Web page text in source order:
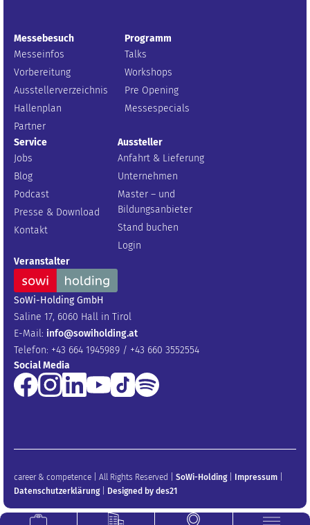
Messebesuch
Messeinfos
Vorbereitung
Ausstellerverzeichnis
Hallenplan
Partner
Programm
Talks
Workshops
Pre Opening
Messespecials
Service
Jobs
Blog
Podcast
Presse & Download
Kontakt
Aussteller
Anfahrt & Lieferung
Unternehmen
Master – und
Bildungsanbieter
Stand buchen
Login
Veranstalter
SoWi-Holding GmbH
Saline 17, 6060 Hall in Tirol
E-Mail: info@sowiholding.at
Telefon: +43 664 1945989 / +43 660 3552554
Social Media
career & competence | All Rights Reserved | SoWi-Holding| Impressum
Datenschutzerklärung| Designed by des21